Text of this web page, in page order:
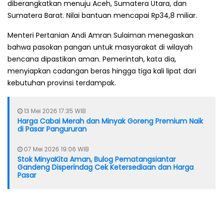
diberangkatkan menuju Aceh, Sumatera Utara, dan
Sumatera Barat. Nilai bantuan mencapai Rp34,8 miliar.
Menteri Pertanian Andi Amran Sulaiman menegaskan
bahwa pasokan pangan untuk masyarakat di wilayah
bencana dipastikan aman. Pemerintah, kata dia,
menyiapkan cadangan beras hingga tiga kali lipat dari
kebutuhan provinsi terdampak.
13 Mei 2026 17:35 WIB
Harga Cabai Merah dan Minyak Goreng Premium Naik
di Pasar Pangururan
07 Mei 2026 19:06 WIB
Stok MinyaKita Aman, Bulog Pematangsiantar
Gandeng Disperindag Cek Ketersediaan dan Harga
Pasar